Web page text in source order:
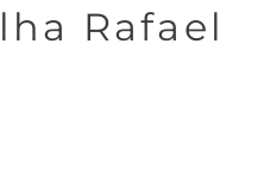
Rafael